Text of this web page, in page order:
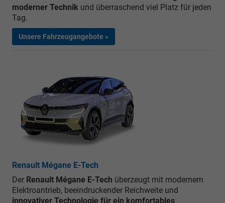
moderner Technik und überraschend viel Platz für jeden
Tag.
Unsere Fahrzeugangebote »
Renault Mégane E-Tech
Der Renault Mégane E-Tech überzeugt mit modernem
Elektroantrieb, beeindruckender Reichweite und
innovativer Technologie für ein komfortables